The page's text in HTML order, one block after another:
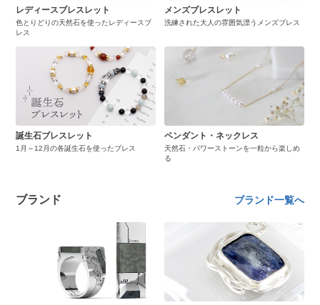
レディースブレスレット
色とりどりの天然石を使ったレディースブ
レス
メンズブレスレット
洗練された大人の雰囲気漂うメンズブレス
誕生石ブレスレット
1月～12月の各誕生石を使ったブレス
ペンダント・ネックレス
天然石・パワーストーンを一粒から楽しめ
る
ブランド ブランド一覧へ